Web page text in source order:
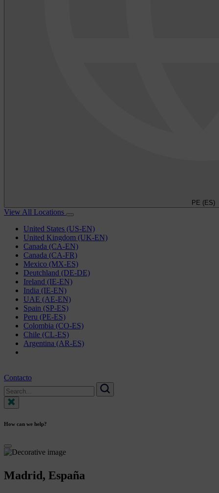
PE (ES)
View All Locations
United States (US-EN)
United Kingdom (UK-EN)
Canada (CA-EN)
Canada (CA-FR)
Mexico (MX-ES)
Deutchland (DE-DE)
Ireland (IE-EN)
India (IE-EN)
UAE (AE-EN)
Spain (SP-ES)
Peru (PE-ES)
Colombia (CO-ES)
Chile (CL-ES)
Argentina (AR-ES)
Contacto
Search
for:
Search
How can we help?
Madrid, España